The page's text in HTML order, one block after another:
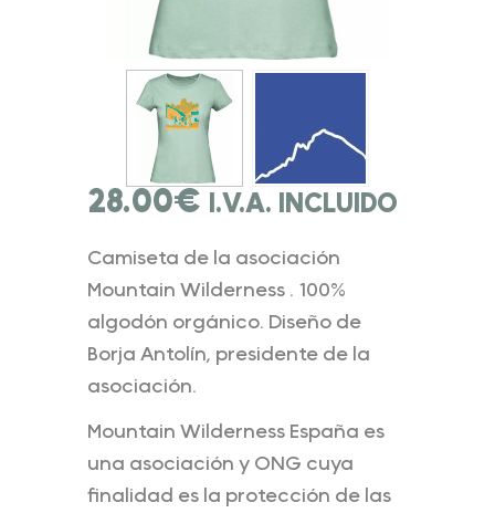
28.00€ I.V.A. INCLUIDO
Camiseta de la asociación
Mountain Wilderness . 100%
algodón orgánico. Diseño de
Borja Antolín, presidente de la
asociación.
Mountain Wilderness España es
una asociación y ONG cuya
finalidad es la protección de las